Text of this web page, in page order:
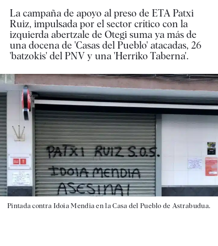
La campaña de apoyo al preso de ETA Patxi
Ruiz, impulsada por el sector crítico con la
izquierda abertzale de Otegi suma ya más de
una docena de 'Casas del Pueblo' atacadas, 26
'batzokis' del PNV y una 'Herriko Taberna'.
Pintada contra Idoia Mendia en la Casa del Pueblo de Astrabudua.